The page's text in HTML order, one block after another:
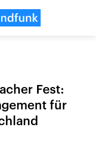
Fest:
für